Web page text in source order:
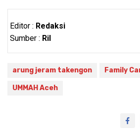
Editor : Redaksi
Sumber : Ril
arung jeram takengon Family
UMMAH Aceh